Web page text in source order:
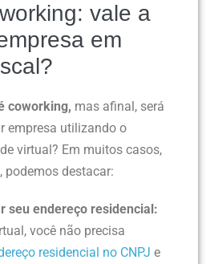
vale a
em
coworking, mas afinal, será
empresa utilizando o
virtual? Em muitos casos,
podemos destacar:
seu endereço residencial:
você não precisa
residencial no CNPJ e